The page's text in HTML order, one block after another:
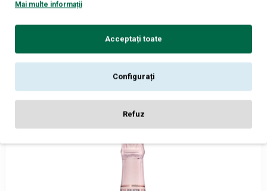
289, lei
ADAUGĂ ÎN COŞ
Mai multe informații
Acceptați toate
Configurați
Refuz